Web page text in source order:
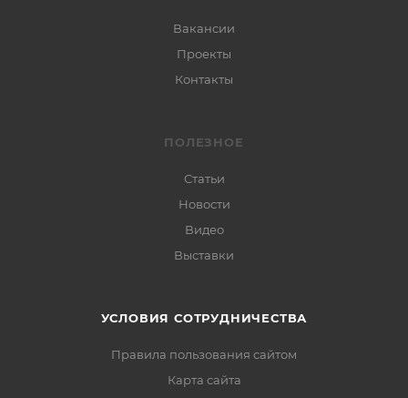
Вакансии
Проекты
Контакты
ПОЛЕЗНОЕ
Статьи
Новости
Видео
Выставки
УСЛОВИЯ СОТРУДНИЧЕСТВА
Правила пользования сайтом
Карта сайта